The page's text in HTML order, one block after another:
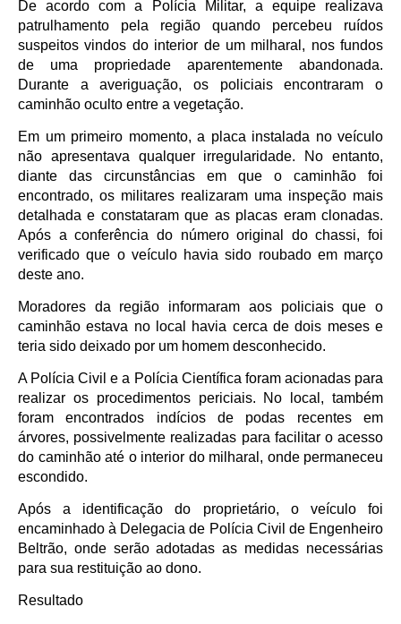
De acordo com a Polícia Militar, a equipe realizava
patrulhamento pela região quando percebeu ruídos
suspeitos vindos do interior de um milharal, nos fundos
de uma propriedade aparentemente abandonada.
Durante a averiguação, os policiais encontraram o
caminhão oculto entre a vegetação.
Em um primeiro momento, a placa instalada no veículo
não apresentava qualquer irregularidade. No entanto,
diante das circunstâncias em que o caminhão foi
encontrado, os militares realizaram uma inspeção mais
detalhada e constataram que as placas eram clonadas.
Após a conferência do número original do chassi, foi
verificado que o veículo havia sido roubado em março
deste ano.
Moradores da região informaram aos policiais que o
caminhão estava no local havia cerca de dois meses e
teria sido deixado por um homem desconhecido.
A Polícia Civil e a Polícia Científica foram acionadas para
realizar os procedimentos periciais. No local, também
foram encontrados indícios de podas recentes em
árvores, possivelmente realizadas para facilitar o acesso
do caminhão até o interior do milharal, onde permaneceu
escondido.
Após a identificação do proprietário, o veículo foi
encaminhado à Delegacia de Polícia Civil de Engenheiro
Beltrão, onde serão adotadas as medidas necessárias
para sua restituição ao dono.
Resultado